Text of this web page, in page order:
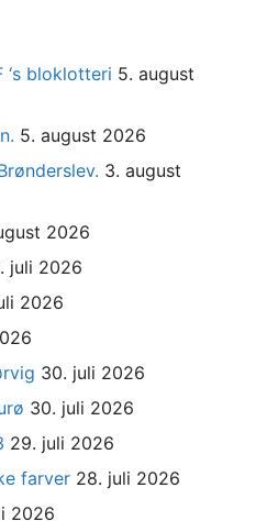
‘s bloklotteri 5. august
5. august 2026
3. august
2026
juli 2026
2026
30. juli 2026
30. juli 2026
29. juli 2026
farver 28. juli 2026
2026